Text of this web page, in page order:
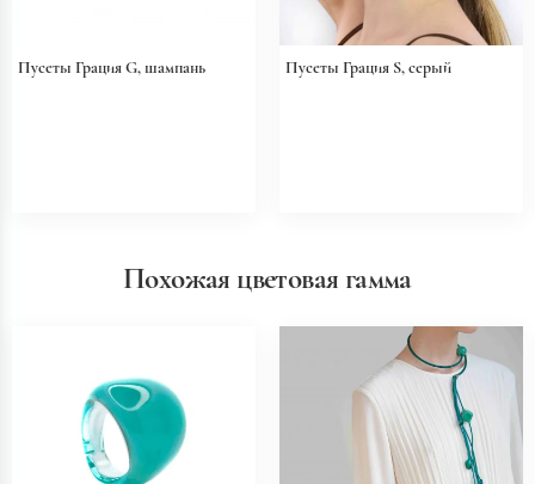
Пусеты Грация G, шампань Пусеты Грация S, серый
Похожая цветовая гамма